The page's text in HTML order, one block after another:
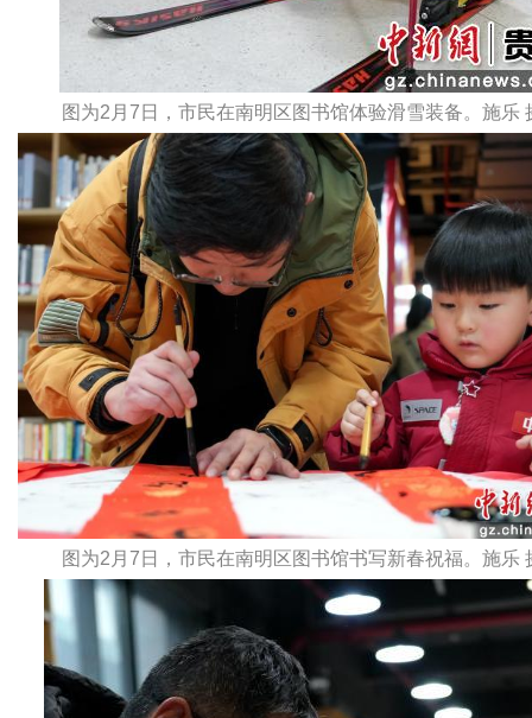
图为2月7日，市民在南明区图书馆体验滑雪装备。施乐
图为2月7日，市民在南明区图书馆书写新春祝福。施乐